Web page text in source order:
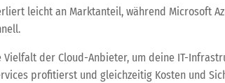
leicht an Marktanteil, während Microsoft
der Cloud-Anbieter, um deine IT-
profitierst und gleichzeitig Kosten und